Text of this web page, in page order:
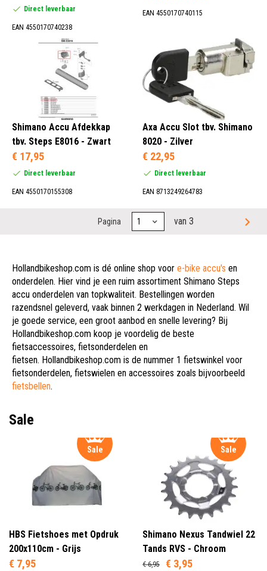
Direct leverbaar
EAN 4550170740238
EAN 4550170740115
Shimano Accu Afdekkap
tbv. Steps E8016 - Zwart
€ 17,95
Direct leverbaar
EAN 4550170155308
Axa Accu Slot tbv. Shimano
8020 - Zilver
€ 22,95
Direct leverbaar
EAN 8713249264783
Pagina van 3
Hollandbikeshop.com is dé online shop voor e-bike accu's en
onderdelen. Hier vind je een ruim assortiment Shimano Steps
accu onderdelen van topkwaliteit. Bestellingen worden
razendsnel geleverd, vaak binnen 2 werkdagen in Nederland. Wil
je goede service, een groot aanbod en snelle levering? Bij
Hollandbikeshop.com koop je voordelig de beste
fietsaccessoires, fietsonderdelen en
fietsen. Hollandbikeshop.com is de nummer 1 fietswinkel voor
fietsonderdelen, fietswielen en accessoires zoals bijvoorbeeld
fietsbellen.
Sale
Sale
HBS Fietshoes met Opdruk
200x110cm - Grijs
€ 7,95
Sale
Shimano Nexus Tandwiel 22
Tands RVS - Chroom
€ 6,95 € 3,95